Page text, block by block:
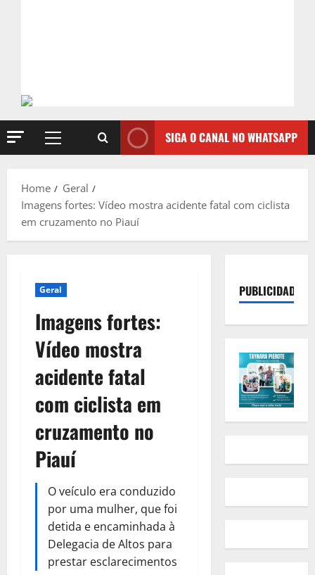
Primary
SIGA O CANAL NO WHATSAPP
Home
Geral
Imagens fortes: Vídeo mostra acidente fatal com ciclista
em cruzamento no Piauí
Geral
Imagens fortes:
Vídeo mostra
acidente fatal
com ciclista em
cruzamento no
Piauí
O veículo era conduzido
por uma mulher, que foi
detida e encaminhada à
Delegacia de Altos para
prestar esclarecimentos
PUBLICIDADE